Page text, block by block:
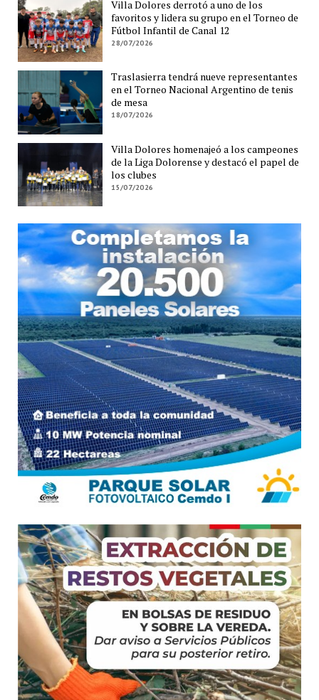
Villa Dolores derrotó a uno de los
favoritos y lidera su grupo en el Torneo de
Fútbol Infantil de Canal 12
28/07/2026
Traslasierra tendrá nueve representantes
en el Torneo Nacional Argentino de tenis
de mesa
18/07/2026
Villa Dolores homenajeó a los campeones
de la Liga Dolorense y destacó el papel de
los clubes
15/07/2026